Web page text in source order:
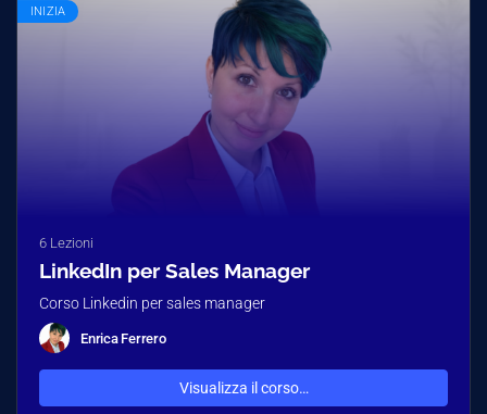
INIZIA
6 Lezioni
LinkedIn per Sales Manager
Corso Linkedin per sales manager
Enrica Ferrero
Visualizza il corso…